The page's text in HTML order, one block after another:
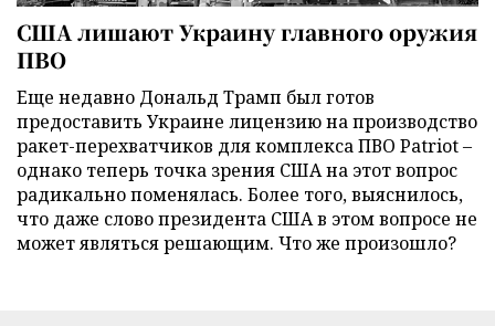
США лишают Украину главного оружия
ПВО
Еще недавно Дональд Трамп был готов
предоставить Украине лицензию на производство
ракет-перехватчиков для комплекса ПВО Patriot –
однако теперь точка зрения США на этот вопрос
радикально поменялась. Более того, выяснилось,
что даже слово президента США в этом вопросе не
может являться решающим. Что же произошло?